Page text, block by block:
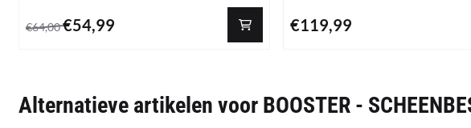
Van 64,00 voor 54,99
€64,00€54,99 Prijs: 119,99
€119,99
Alternatieve artikelen voor BOOSTER -